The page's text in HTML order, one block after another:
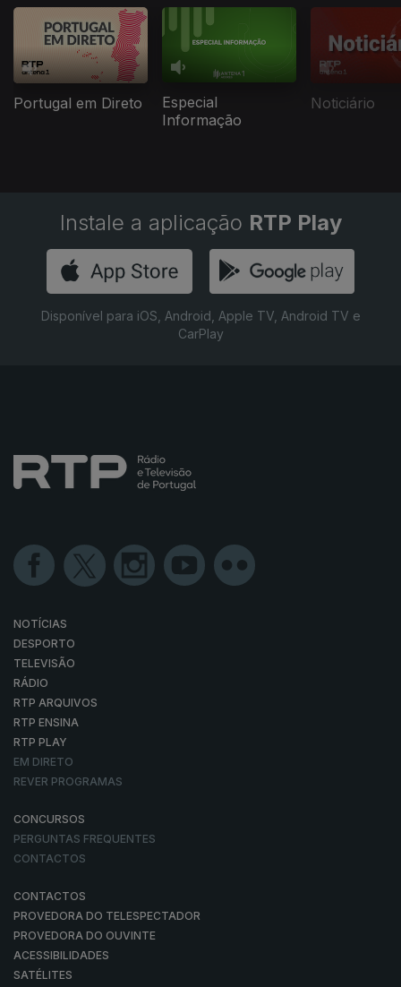
Portugal em Direto
Especial
Informação
Noticiário
Instale a aplicação RTP Play
Disponível para iOS, Android, Apple TV, Android TV e
CarPlay
NOTÍCIAS
DESPORTO
TELEVISÃO
RÁDIO
RTP ARQUIVOS
RTP ENSINA
RTP PLAY
EM DIRETO
REVER PROGRAMAS
CONCURSOS
PERGUNTAS FREQUENTES
CONTACTOS
CONTACTOS
PROVEDORA DO TELESPECTADOR
PROVEDORA DO OUVINTE
ACESSIBILIDADES
SATÉLITES